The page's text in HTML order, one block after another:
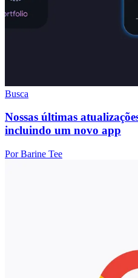
Busca
Nossas últimas
incluindo um novo app
Por Barine Tee